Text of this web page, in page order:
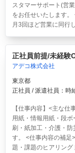
スタマーサポート(営
をお任せいたします
月3回ほど営業に同行
正社員前提/未経験
アデコ株式会社
東京都
正社員 / 派遣社員：時
【仕事内容】<主な仕
用紙・情報用紙・段
刷・紙加工・介護・
す。 <仕事内容の補足
題・課題のヒアリン